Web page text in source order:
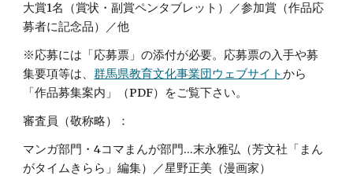
大賞1名（賞状・副賞ペンタブレット）／参加賞（作品応
募者に記念品）／他
※応募には「応募票」の添付が必要。応募票の入手や募
集要項等は、群馬県教育文化事業団ウェブサイトから
「作品募集案内」（PDF）をご覧下さい。
審査員（敬称略）：
マンガ部門・4コマまんが部門…末永雅弘（芳文社「まん
がタイムきらら」編集）／星野正美（漫画家）